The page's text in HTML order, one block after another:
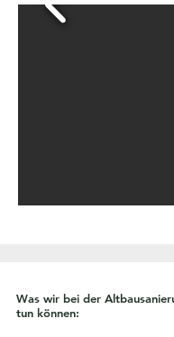
Was wir bei der
tun können: